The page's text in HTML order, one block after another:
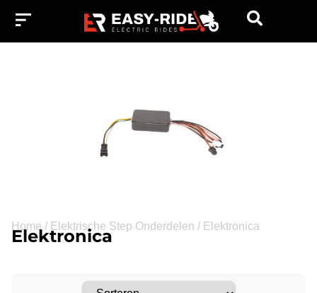
Home / Elektrische Step Onderdelen / Elektronica
Elektronica